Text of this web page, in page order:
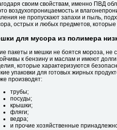
своим свойствам, именно ПВД
воздухопроницаемость и
не пропускают запахи и пыль,
острых и любых предметов,
для мусора из полимера
пакеты и мешки не боятся мороза, не
к бензину и маслам и имеют
которые характеризуются
упаковки для готовых жирных
производят:
трубы;
посуды;
крышки;
фляги;
ведра;
и прочие хозяйственные